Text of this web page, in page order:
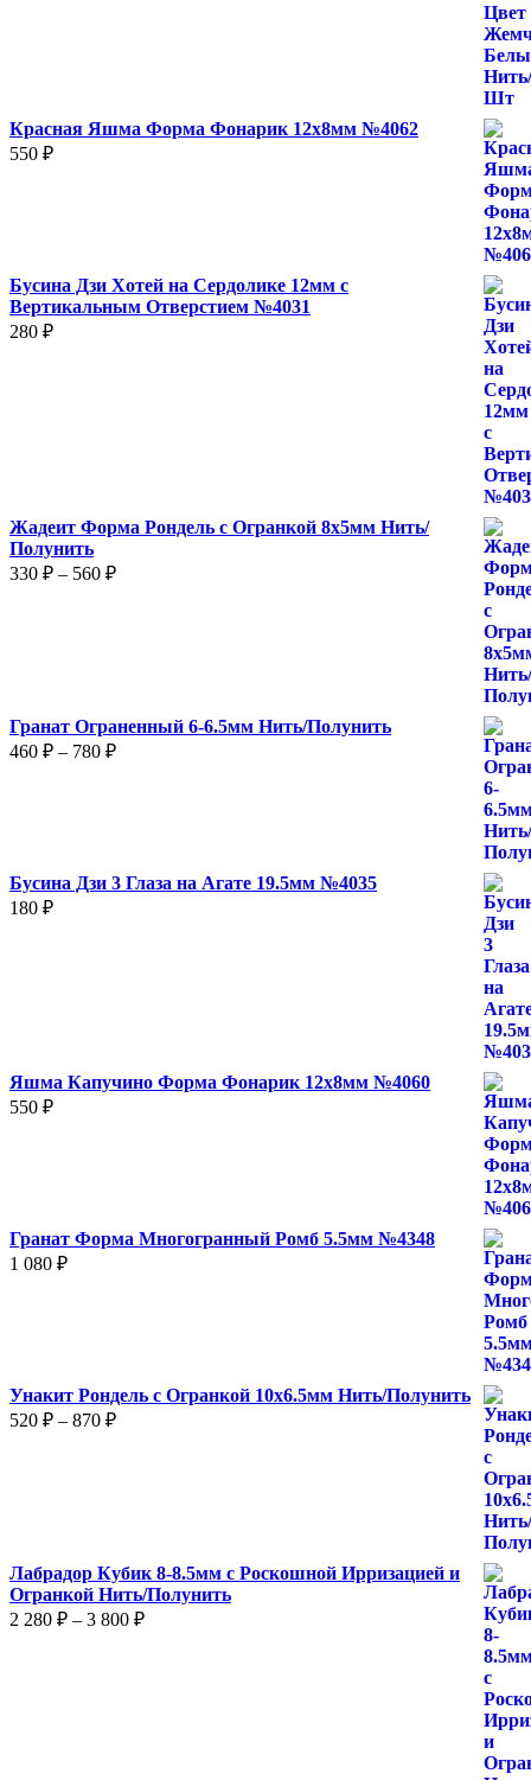
Красная Яшма Форма Фонарик 12x8мм №4062
550 ₽
Бусина Дзи Хотей на Сердолике 12мм с
Вертикальным Отверстием №4031
280 ₽
Жадеит Форма Рондель с Огранкой 8х5мм Нить/
Полунить
330 ₽ – 560 ₽Диапазон
Гранат Ограненный 6-6.5мм Нить/Полунить
460 ₽ – 780 ₽Диапазон
Бусина Дзи 3 Глаза на Агате 19.5мм №4035
180 ₽
Яшма Капучино Форма Фонарик 12x8мм №4060
550 ₽
Гранат Форма Многогранный Ромб 5.5мм №4348
1 080 ₽
Унакит Рондель с Огранкой 10х6.5мм Нить/Полунить
520 ₽ – 870 ₽Диапазон
Лабрадор Кубик 8-8.5мм с Роскошной Ирризацией и
Огранкой Нить/Полунить
2 280 ₽ – 3 800 ₽Диапазон